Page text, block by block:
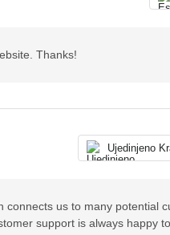
Thanks!
Ujedinjeno
connects us to many potential
support is always happy